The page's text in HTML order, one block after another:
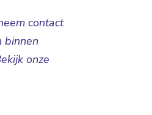
contact
binnen
onze